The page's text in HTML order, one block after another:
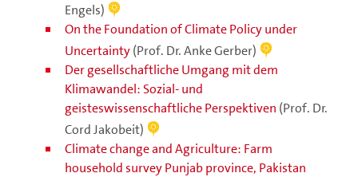
Engels)
On the Foundation of Climate Policy under
Uncertainty(Prof. Dr. Anke Gerber)
Der gesellschaftliche Umgang mit dem
Klimawandel: Sozial- und
geisteswissenschaftliche Perspektiven (Prof. Dr.
Cord Jakobeit)
Climate change and Agriculture: Farm
household survey Punjab province, Pakistan